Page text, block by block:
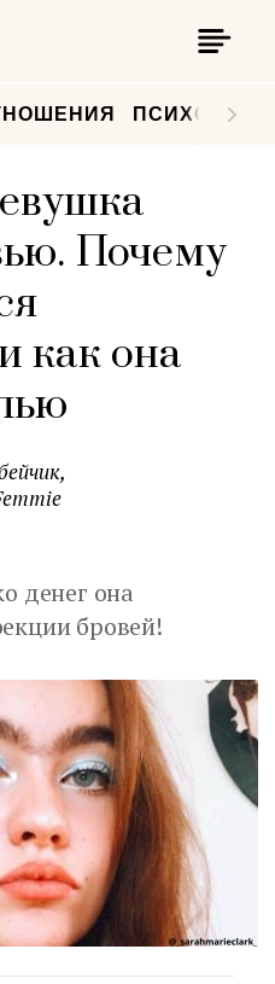
Почему
как она
денег она
бровей!